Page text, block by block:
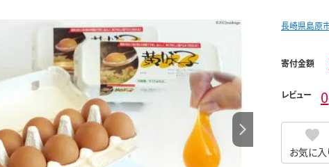
長崎県島原
寄付金額
レビュー 0
お気に入